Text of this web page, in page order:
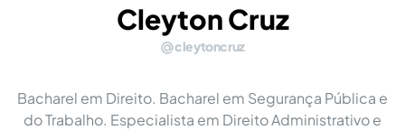
Cleyton Cruz
cleytoncruz
Bacharel em Direito. Bacharel em Segurança Pública e
do Trabalho. Especialista em Direito Administrativo e